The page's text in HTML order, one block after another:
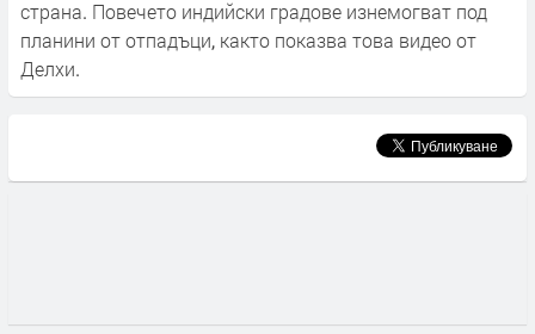
страна. Повечето индийски градове изнемогват под
планини от отпадъци, както показва това видео от
Делхи.